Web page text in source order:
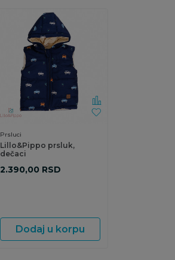
Prsluci
Lillo&Pippo prsluk,
dečaci
2.390,00 RSD
Dodaj u korpu